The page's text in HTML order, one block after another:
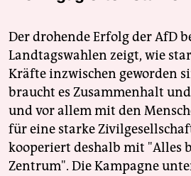
Der drohende Erfolg der AfD
Landtagswahlen zeigt, wie
Kräfte inzwischen geworden
braucht es Zusammenhalt
und vor allem mit den
für eine starke
kooperiert deshalb mit "Alles
Zentrum". Die Kampagne